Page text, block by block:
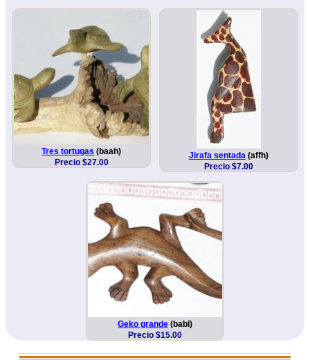
Tres tortugas (baah)
Precio $27.00
Jirafa sentada (affh)
Precio $7.00
Geko grande (babl)
Precio $15.00